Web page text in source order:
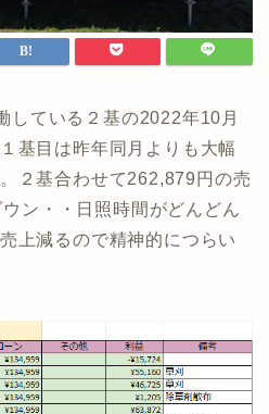
している２基の2022年10月
基目は昨年同月よりも大幅
２基合わせて262,879円の売
ン・・日照時間がどんどん
上減るので精神的につらい